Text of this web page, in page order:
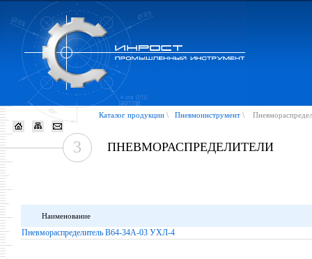
Каталог продукции \ Пневмоинструмент \
3 ПНЕВМОРАСПРЕДЕЛИТЕЛИ
Наименование
Пневмораспределитель В64-34А-03 УХЛ-4